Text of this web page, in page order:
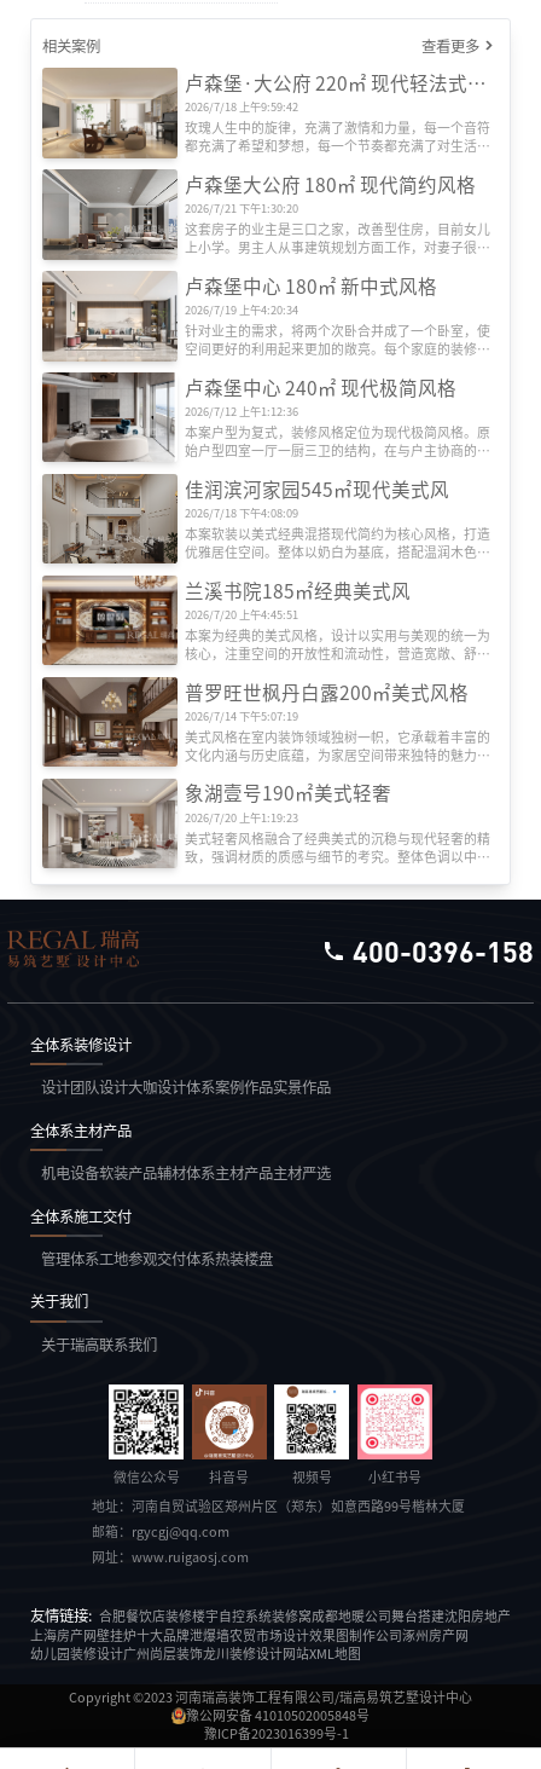
相关案例 查看更多
卢森堡·大公府 220㎡ 现代轻法式风格
2026/7/18 上午9:59:42
玫瑰人生中的旋律，充满了激情和力量，每一个音符
都充满了希望和梦想，每一个节奏都充满了对生活的
本案风格继承了新法式的高贵典雅，摒弃原本繁复的
奢华浪漫的定义，它比奢华的传统法式更贴近现代生
活方式，是顺应当代的生活品质需求的新风尚。
装饰层级上采用凸显时代特征的设计方式，赋予居室
朗，典雅且时尚。让空间在现代和古典之间碰撞，通
过对材质、细节，层次的整合把控，突出优雅，高贵
的情调。
卢森堡大公府 180㎡ 现代简约风格
2026/7/21 下午1:30:20
这套房子的业主是三口之家，改善型住房，目前女儿
上小学。男主人从事建筑规划方面工作，对妻子很体
主夫妇对房子考虑长期居住使用，所以希望效果可以
能要齐全，女主人钟情餐岛式餐桌，希望生活不要缺
少仪式感。
卢森堡中心 180㎡ 新中式风格
2026/7/19 上午4:20:34
针对业主的需求，将两个次卧合并成了一个卧室，使
空间更好的利用起来更加的敞亮。每个家庭的装修中
主要的目的。新中式风格的设计理念也体现出了功能
料，能够满足整体实用的功能性。
卢森堡中心 240㎡ 现代极简风格
2026/7/12 上午1:12:36
本案户型为复式，装修风格定位为现代极简风格。原
始户型四室一厅一厨三卫的结构，在与户主协商的过
室一厅一厨三卫的结构重现为一层三室一厅一厨二
佳润滨河家园545㎡现代美式风
2026/7/18 下午4:08:09
本案软装以美式经典混搭现代简约为核心风格，打造
优雅居住空间。整体以奶白为基底，搭配温润木色与
上，融合拉扣布艺沙发、雕花休闲椅与实木圆餐桌，
落楼梯扶手平衡空间厚重感。
兰溪书院185㎡经典美式风
2026/7/20 上午4:45:51
‌本案为经典的美式风格，设计以实用与美观的统一为
核心，注重空间的开放性和流动性，营造宽敞、舒适
普罗旺世枫丹白露200㎡美式风格
2026/7/14 下午5:07:19
美式风格在室内装饰领域独树一帜，它承载着丰富的
文化内涵与历史底蕴，为家居空间带来独特的魅力与
象湖壹号190㎡美式轻奢
2026/7/20 上午1:19:23
美式轻奢风格融合了经典美式的沉稳与现代轻奢的精
致，强调材质的质感与细节的考究。整体色调以中性
400-0396-158
全体系装修设计
设计团队设计大咖设计体系案例作品实景作品
全体系主材产品
机电设备软装产品辅材体系主材产品主材严选
全体系施工交付
管理体系工地参观交付体系热装楼盘
关于我们
关于瑞高联系我们
微信公众号 抖音号 视频号 小红书号
地址： 河南自贸试验区郑州片区（郑东）如意西路99号楷林大厦
邮箱：
rgycgj@qq.com
网址： www.ruigaosj.com
友情链接: 合肥餐饮店装修楼宇自控系统装修窝成都地暖公司舞台搭建沈阳房地产
上海房产网壁挂炉十大品牌泄爆墙农贸市场设计效果图制作公司涿州房产网
幼儿园装修设计广州尚层装饰龙川装修设计网站XML地图
Copyright ©2023河南瑞高装饰工程有限公司/瑞高易筑艺墅设计中心
豫公网安备 41010502005848号
豫ICP备2023016399号-1